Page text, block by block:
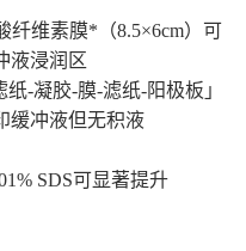
纤维素膜*（8.5×6cm）可
液浸润区
-凝胶-膜-滤纸-阳极板」
缓冲液但无积液
SDS可显著提升